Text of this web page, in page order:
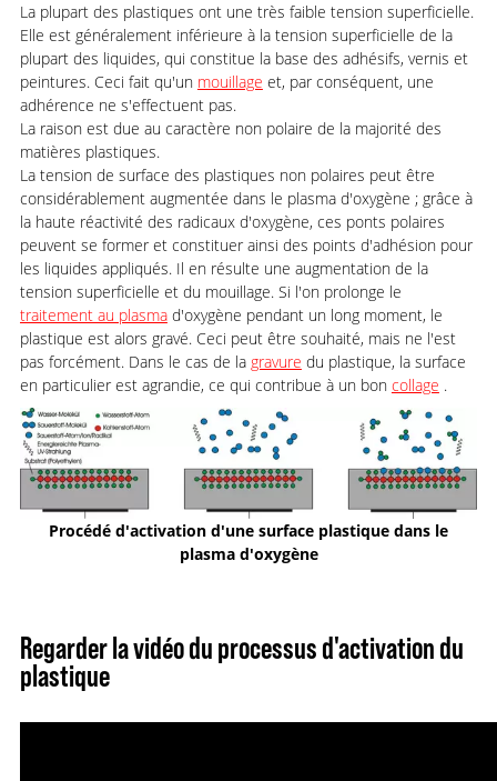
La plupart des plastiques ont une très faible tension superficielle.
Elle est généralement inférieure à la tension superficielle de la
plupart des liquides, qui constitue la base des adhésifs, vernis et
peintures. Ceci fait qu'un mouillage et, par conséquent, une
adhérence ne s'effectuent pas.
La raison est due au caractère non polaire de la majorité des
matières plastiques.
La tension de surface des plastiques non polaires peut être
considérablement augmentée dans le plasma d'oxygène ; grâce à
la haute réactivité des radicaux d'oxygène, ces ponts polaires
peuvent se former et constituer ainsi des points d'adhésion pour
les liquides appliqués. Il en résulte une augmentation de la
tension superficielle et du mouillage. Si l'on prolonge le
traitement au plasmad'oxygène pendant un long moment, le
plastique est alors gravé. Ceci peut être souhaité, mais ne l'est
pas forcément. Dans le cas de la gravure du plastique, la surface
en particulier est agrandie, ce qui contribue à un bon collage .
Procédé d'activation d'une surface plastique dans le
plasma d'oxygène
Regarder la vidéo du processus d'activation du
plastique